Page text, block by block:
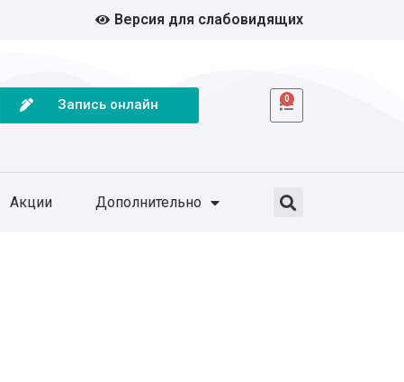
Версия для слабовидящих
Запись онлайн 0
Акции Дополнительно